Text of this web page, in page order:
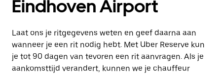
Eindhoven Airport
Laat ons je ritgegevens weten en geef daarna aan
wanneer je een rit nodig hebt. Met Uber Reserve kun
je tot 90 dagen van tevoren een rit aanvragen. Als je
aankomsttijd verandert, kunnen we je chauffeur